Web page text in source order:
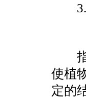
指
使植
定的